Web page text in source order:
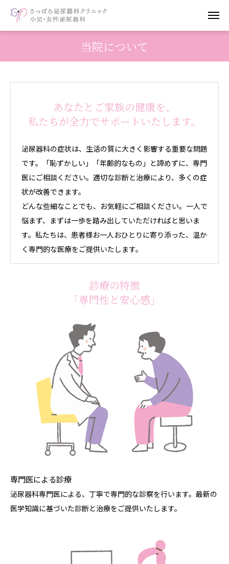
当院について
あなたとご家族の健康を、
私たちが全力でサポートいたします。
泌尿器科の症状は、生活の質に大きく影響する重要な問題
です。「恥ずかしい」「年齢的なもの」と諦めずに、専門
医にご相談ください。適切な診断と治療により、多くの症
状が改善できます。
どんな些細なことでも、お気軽にご相談ください。一人で
悩まず、まずは一歩を踏み出していただければと思いま
す。私たちは、患者様お一人おひとりに寄り添った、温か
く専門的な医療をご提供いたします。
診療の特徴
「専門性と安心感」
専門医による診療
泌尿器科専門医による、丁寧で専門的な診察を行います。最新の
医学知識に基づいた診断と治療をご提供いたします。